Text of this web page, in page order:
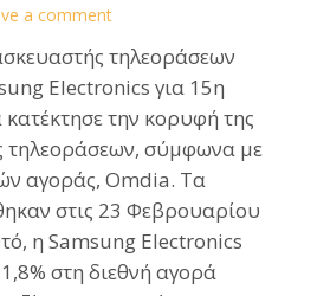
a comment
τηλεοράσεων
Electronics για 15η
την κορυφή της
τηλεοράσεων, σύμφωνα με
αγοράς, Omdia. Τα
στις 23 Φεβρουαρίου
η Samsung Electronics
στη διεθνή αγορά